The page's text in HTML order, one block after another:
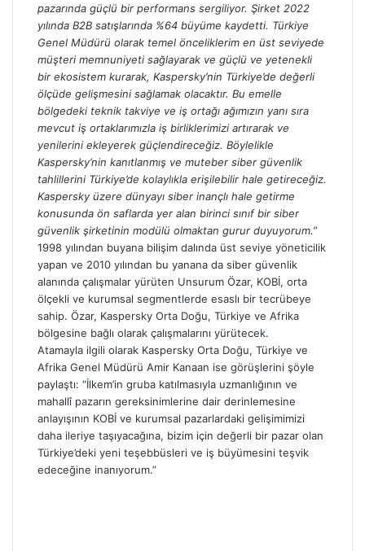
pazarında güçlü bir performans sergiliyor. Şirket 2022
yılında B2B satışlarında %64 büyüme kaydetti. Türkiye
Genel Müdürü olarak temel önceliklerim en üst seviyede
müşteri memnuniyeti sağlayarak ve güçlü ve yetenekli
bir ekosistem kurarak, Kaspersky’nin Türkiye’de değerli
ölçüde gelişmesini sağlamak olacaktır. Bu emelle
bölgedeki teknik takviye ve iş ortağı ağımızın yanı sıra
mevcut iş ortaklarımızla iş birliklerimizi artırarak ve
yenilerini ekleyerek güçlendireceğiz. Böylelikle
Kaspersky’nin kanıtlanmış ve muteber siber güvenlik
tahlillerini Türkiye’de kolaylıkla erişilebilir hale getireceğiz.
Kaspersky üzere dünyayı siber inançlı hale getirme
konusunda ön saflarda yer alan birinci sınıf bir siber
güvenlik şirketinin modülü olmaktan gurur duyuyorum.”
1998 yılından buyana bilişim dalında üst seviye yöneticilik
yapan ve 2010 yılından bu yanana da siber güvenlik
alanında çalışmalar yürüten Unsurum Özar, KOBİ, orta
ölçekli ve kurumsal segmentlerde esaslı bir tecrübeye
sahip. Özar, Kaspersky Orta Doğu, Türkiye ve Afrika
bölgesine bağlı olarak çalışmalarını yürütecek.
Atamayla ilgili olarak Kaspersky Orta Doğu, Türkiye ve
Afrika Genel Müdürü Amir Kanaan ise görüşlerini şöyle
paylaştı: “İlkem’in gruba katılmasıyla uzmanlığının ve
mahallî pazarın gereksinimlerine dair derinlemesine
anlayışının KOBİ ve kurumsal pazarlardaki gelişimimizi
daha ileriye taşıyacağına, bizim için değerli bir pazar olan
Türkiye’deki yeni teşebbüsleri ve iş büyümesini teşvik
edeceğine inanıyorum.”